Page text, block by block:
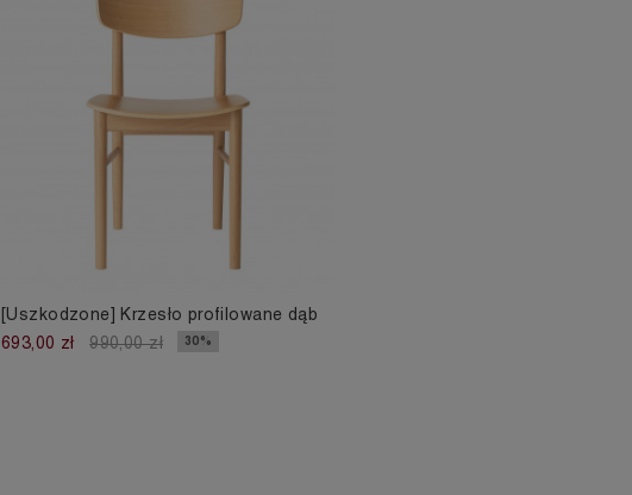
[Uszkodzone] Krzesło profilowane dąb
693,00 zł
990,00 zł 30%